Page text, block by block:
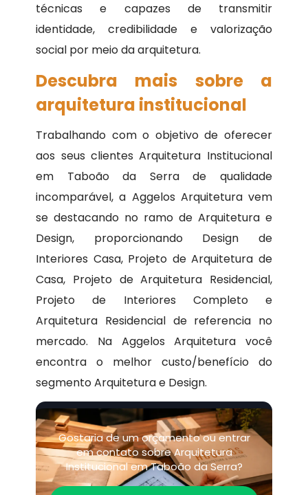
técnicas e capazes de transmitir
identidade, credibilidade e valorização
social por meio da arquitetura.
Descubra mais sobre a
arquitetura institucional
Trabalhando com o objetivo de oferecer
aos seus clientes Arquitetura Institucional
em Taboão da Serra de qualidade
incomparável, a Aggelos Arquitetura vem
se destacando no ramo de Arquitetura e
Design, proporcionando Design de
Interiores Casa, Projeto de Arquitetura de
Casa, Projeto de Arquitetura Residencial,
Projeto de Interiores Completo e
Arquitetura Residencial de referencia no
mercado. Na Aggelos Arquitetura você
encontra o melhor custo/benefício do
segmento Arquitetura e Design.
Gostaria de um orçamento ou entrar
em contato sobre Arquitetura
Institucional em Taboão da Serra?